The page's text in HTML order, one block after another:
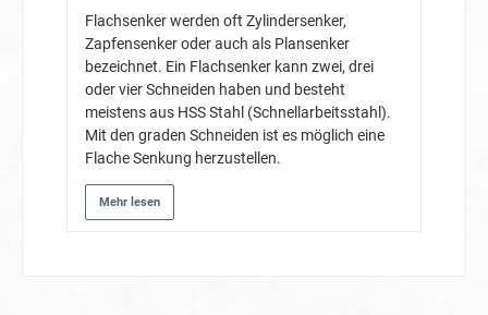
Flachsenker werden oft Zylindersenker,
Zapfensenker oder auch als Plansenker
bezeichnet. Ein Flachsenker kann zwei, drei
oder vier Schneiden haben und besteht
meistens aus HSS Stahl (Schnellarbeitsstahl).
Mit den graden Schneiden ist es möglich eine
Flache Senkung herzustellen.
Mehr lesen